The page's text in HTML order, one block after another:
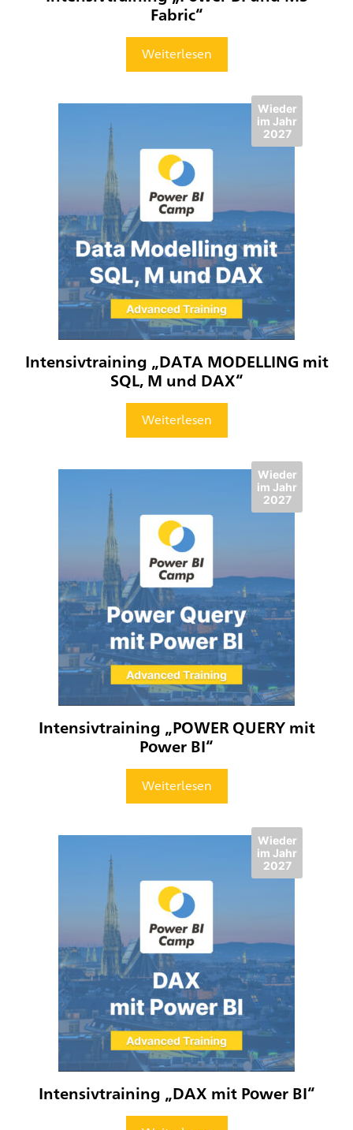
Fabric“
Weiterlesen
Wieder
im Jahr
2027
Intensivtraining „DATA MODELLING mit
SQL, M und DAX“
Weiterlesen
Wieder
im Jahr
2027
Intensivtraining „POWER QUERY mit
Power BI“
Weiterlesen
Wieder
im Jahr
2027
Intensivtraining „DAX mit Power BI“